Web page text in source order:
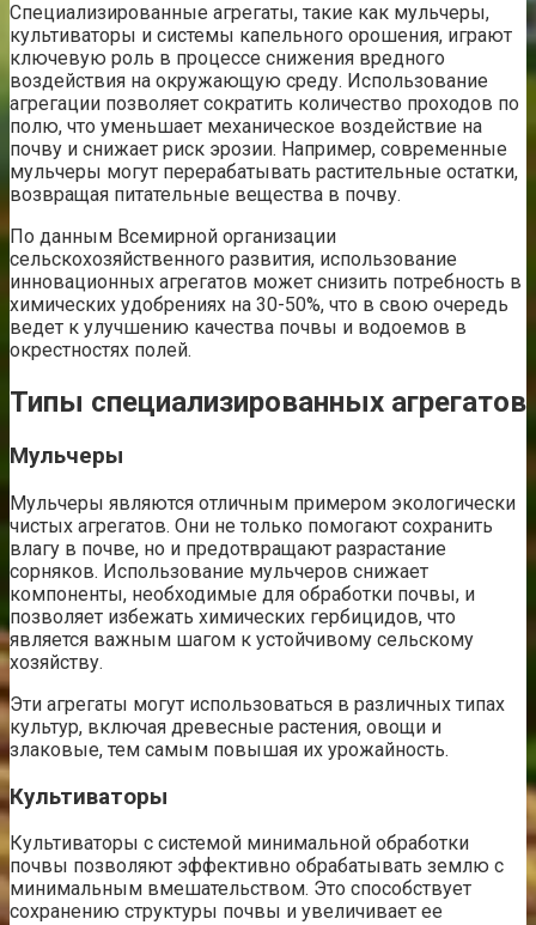
Специализированные агрегаты, такие как мульчеры,
культиваторы и системы капельного орошения, играют
ключевую роль в процессе снижения вредного
воздействия на окружающую среду. Использование
агрегации позволяет сократить количество проходов по
полю, что уменьшает механическое воздействие на
почву и снижает риск эрозии. Например, современные
мульчеры могут перерабатывать растительные остатки,
возвращая питательные вещества в почву.
По данным Всемирной организации
сельскохозяйственного развития, использование
инновационных агрегатов может снизить потребность в
химических удобрениях на 30-50%, что в свою очередь
ведет к улучшению качества почвы и водоемов в
окрестностях полей.
Типы специализированных агрегатов
Мульчеры
Мульчеры являются отличным примером экологически
чистых агрегатов. Они не только помогают сохранить
влагу в почве, но и предотвращают разрастание
сорняков. Использование мульчеров снижает
компоненты, необходимые для обработки почвы, и
позволяет избежать химических гербицидов, что
является важным шагом к устойчивому сельскому
хозяйству.
Эти агрегаты могут использоваться в различных типах
культур, включая древесные растения, овощи и
злаковые, тем самым повышая их урожайность.
Культиваторы
Культиваторы с системой минимальной обработки
почвы позволяют эффективно обрабатывать землю с
минимальным вмешательством. Это способствует
сохранению структуры почвы и увеличивает ее